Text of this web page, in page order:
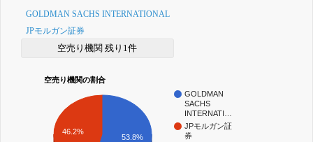
GOLDMAN SACHS INTERNATIONAL
JPモルガン証券
空売り機関 残り1件
空売り機関の割合
GOLDMAN
SACHS
INTERNATI…
JPモルガン証
券
46.2%
53.8%